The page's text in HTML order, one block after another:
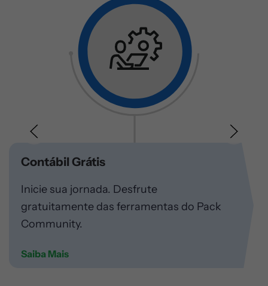
Contábil Grátis
Inicie sua jornada. Desfrute
gratuitamente das ferramentas do Pack
Community.
Saiba Mais